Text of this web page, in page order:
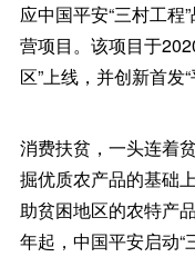
应中国平安“三村工程
营项目。该项目于
区”上线，并创新首发
消费扶贫，一头连着
掘优质农产品的基础
助贫困地区的农特产
年起，中国平安启动“